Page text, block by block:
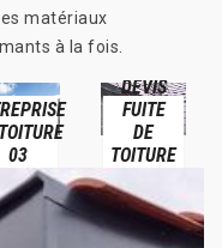
matériaux
à la fois.
03
DEVIS
FUITE
DE
TOITURE